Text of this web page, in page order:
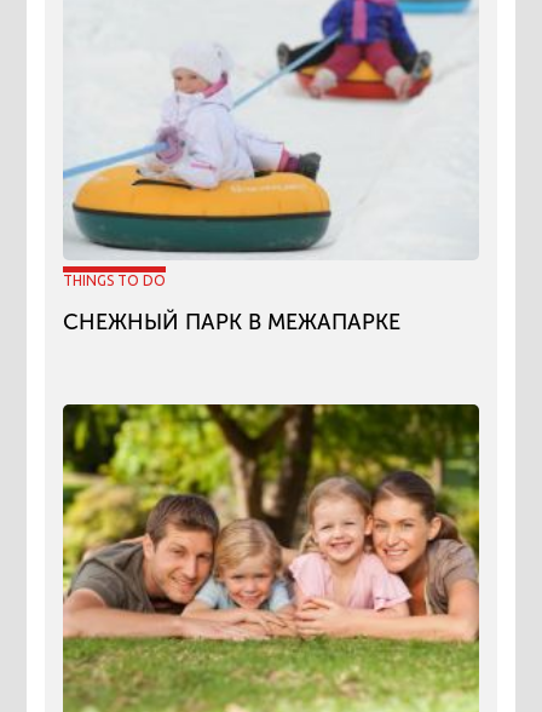
THINGS TO DO
СНЕЖНЫЙ ПАРК В МЕЖАПАРКЕ